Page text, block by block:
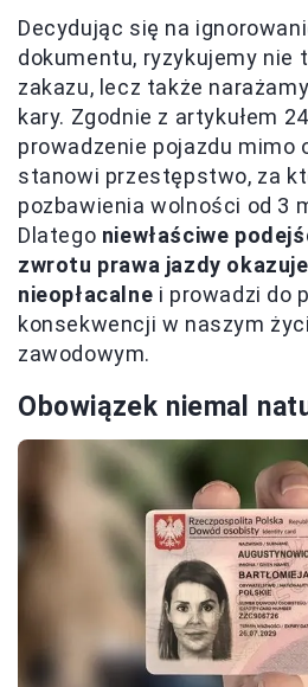
Decydując się na
dokumentu, ryzykujemy nie
zakazu, lecz także
kary. Zgodnie z artykułem
prowadzenie pojazdu mimo
stanowi przestępstwo, za
pozbawienia wolności od 3
Dlatego niewłaściwe
zwrotu prawa jazdy
nieopłacalne i prowadzi do
konsekwencji w naszym
zawodowym.
Obowiązek niemal